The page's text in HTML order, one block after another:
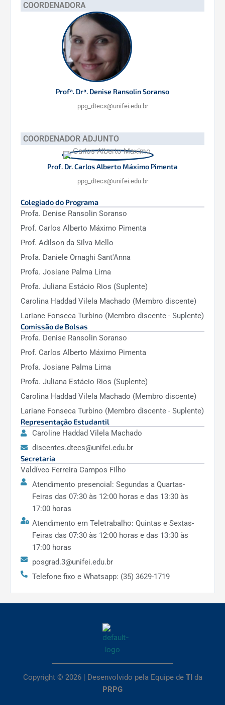
Sistematizar e
os
procedimentos
Planejamento
Estratégico e
do Programa
Plano de
Desenvolvimento
Institucional (PDI) da
UNIFEI que destaca a
importância de sua
estratégia ser
desdobrada em nível
dos PPG’s.
Autoavaliação do PPG-
DTECS em consonância
com os critérios de
Interdisciplinar,
ambiente crítico de
autoavaliação e
Melhorar a
apresentação e
detalhamento
documentado dos
instrumentos e
procedimentos de
autoavaliação e
egressos.
Adequar o
corpo docente
do PPG-
DTECS aos
requisitos da
Proporcionar o
processo de
credenciamento e
descredenciamento
reavaliar a
produtividade docente.
Aumentar a
coorientação e
entre docentes do
programa e de outros
discentes e egressos.
Aumentar a
participação em editais
que abranjam as
atuação do corpo
vínculo das
dissertações e a
COORDENADORA
Profª. Drª. Denise Ransolin Soranso
ppg_dtecs@unifei.edu.br
COORDENADOR ADJUNTO
Prof. Dr. Carlos Alberto Máximo Pimenta
ppg_dtecs@unifei.edu.br
Colegiado do Programa
Profa. Denise Ransolin Soranso
Prof. Carlos Alberto Máximo Pimenta
Prof. Adilson da Silva Mello
Profa. Daniele Ornaghi Sant'Anna
Profa. Josiane Palma Lima
Profa. Juliana Estácio Rios (Suplente)
Carolina Haddad Vilela Machado (Membro discente)
Lariane Fonseca Turbino (Membro discente - Suplente)
Comissão de Bolsas
Profa. Denise Ransolin Soranso
Prof. Carlos Alberto Máximo Pimenta
Profa. Josiane Palma Lima
Profa. Juliana Estácio Rios (Suplente)
Carolina Haddad Vilela Machado (Membro discente)
Lariane Fonseca Turbino (Membro discente - Suplente)
Representação Estudantil
Caroline Haddad Vilela Machado
discentes.dtecs@unifei.edu.br
Secretaria
Valdíveo Ferreira Campos Filho
Atendimento presencial: Segundas a Quartas-
Feiras das 07:30 às 12:00 horas e das 13:30 às
17:00 horas
Atendimento em Teletrabalho: Quintas e Sextas-
Feiras das 07:30 às 12:00 horas e das 13:30 às
17:00 horas
posgrad.3@unifei.edu.br
Telefone fixo e Whatsapp: (35) 3629-1719
Copyright © 2026 | Desenvolvido pela Equipe de TI da
PRPG